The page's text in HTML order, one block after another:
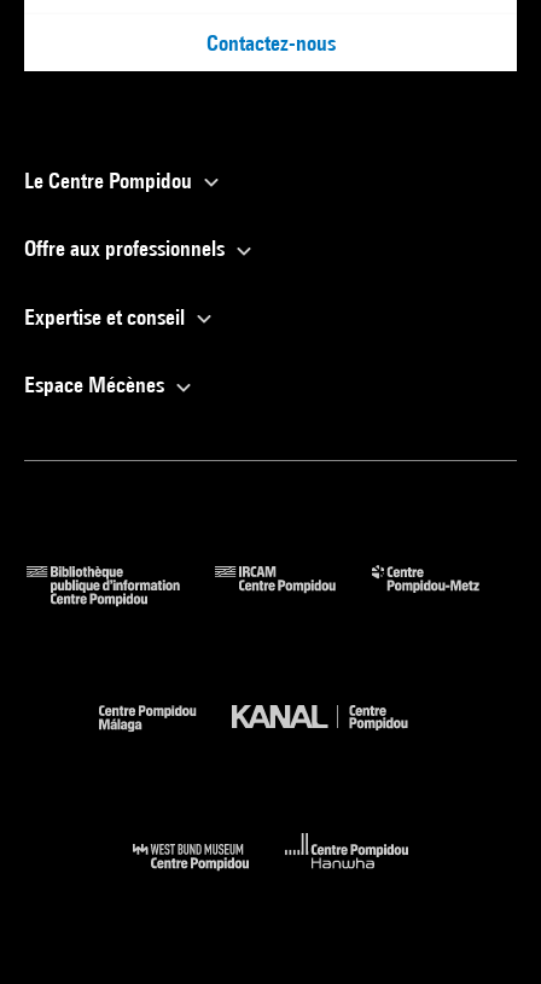
Contactez-nous
Le Centre Pompidou
Offre aux professionnels
Expertise et conseil
Espace Mécènes